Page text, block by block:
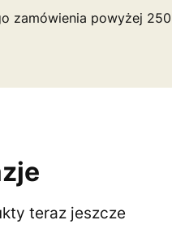
zamówienia powyżej 250
teraz jeszcze